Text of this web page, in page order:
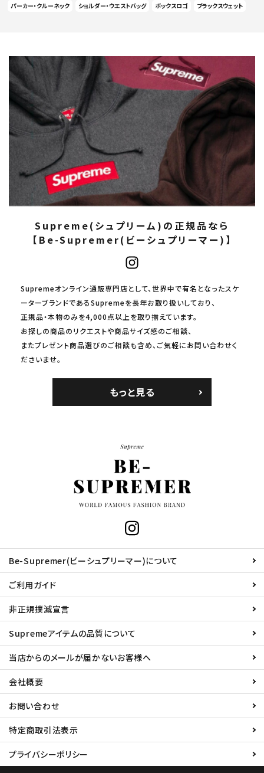
パーカー・クルーネック
ショルダー・ウエストバッグ ボックスロゴ ブラックスウェット
Supreme(シュプリーム)の正規品なら
【Be-Supremer(ビーシュプリーマー)】
Supremeオンライン通販専門店として、世界中で有名となったスケ
ーターブランドであるSupremeを長年お取り扱いしており、
正規品・本物のみを4,000点以上を取り揃えています。
お探しの商品のリクエストや商品サイズ感のご相談、
またプレゼント商品選びのご相談も含め、ご気軽にお問い合わせく
ださいませ。
もっと見る
Be-Supremer(ビーシュプリーマー)について
ご利用ガイド
非正規撲滅宣言
Supremeアイテムの品質について
当店からのメールが届かないお客様へ
会社概要
お問い合わせ
特定商取引法表示
プライバシーポリシー